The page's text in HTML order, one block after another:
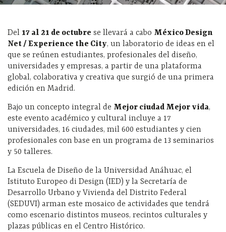
Del 17 al 21 de octubre se llevará a cabo México Design
Net / Experience the City, un laboratorio de ideas en el
que se reúnen estudiantes, profesionales del diseño,
universidades y empresas, a partir de una plataforma
global, colaborativa y creativa que surgió de una primera
edición en Madrid.
Bajo un concepto integral de Mejor ciudad Mejor vida,
este evento académico y cultural incluye a 17
universidades, 16 ciudades, mil 600 estudiantes y cien
profesionales con base en un programa de 13 seminarios
y 50 talleres.
La Escuela de Diseño de la Universidad Anáhuac, el
Istituto Europeo di Design (IED) y la Secretaría de
Desarrollo Urbano y Vivienda del Distrito Federal
(SEDUVI) arman este mosaico de actividades que tendrá
como escenario distintos museos, recintos culturales y
plazas públicas en el Centro Histórico.